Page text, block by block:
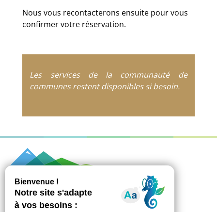
Nous vous recontacterons ensuite pour vous
confirmer votre réservation.
Les services de la communauté de
communes restent disponibles si besoin.
851 avenue des Rives du Léman - CS 10084